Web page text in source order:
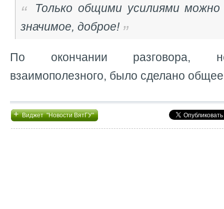
Только общими усилиями можно
значимое, доброе!
По окончании разговора,
взаимополезного, было сделано
+Виджет "Новости ВятГУ"